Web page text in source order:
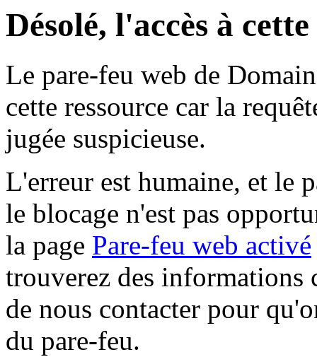
Désolé, l'accès à
Le pare-feu web de
cette ressource car la
jugée suspicieuse.
L'erreur est humaine, et le
le blocage n'est pas
la page Pare-feu web activé
trouverez des informations
de nous contacter pour
du pare-feu.